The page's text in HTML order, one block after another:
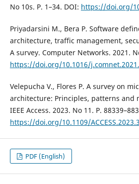
No 10s. P. 1–34. DOI: https://doi.org/
Priyadarsini M., Bera P. Software
architecture, traffic management,
A survey. Computer Networks. 2021.
https://doi.org/10.1016/
Velepucha V., Flores P. A survey on
architecture: Principles, patterns and
IEEE Access. 2023. No 11. P.
https://doi.org/10.1109/
PDF (English)